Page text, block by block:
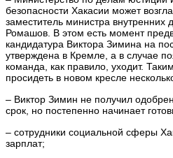
безопасности Хакасии может
заместитель министра внутренних
Ромашов. В этом есть момент
кандидатура Виктора Зимина на
утверждена в Кремле, а в случае
команда, как правило, уходит.
просидеть в новом кресле
– Виктор Зимин не получил
срок, но постепенно начинает
– сотрудники социальной сферы
зарплат;